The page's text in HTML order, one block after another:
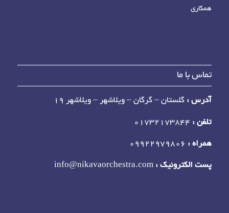
همکاری
تماس با ما
آدرس : گلستان – گرگان – ویلاشهر – ویلاشهر 19
تلفن :
همراه :
پست الکترونیک :